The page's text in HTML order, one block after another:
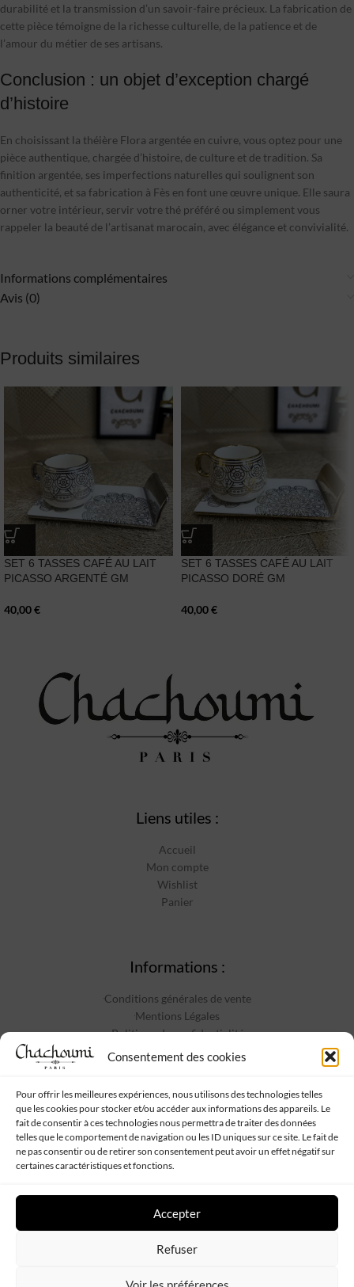
Consentement des cookies
Pour offrir les meilleures expériences, nous utilisons des technologies telles
que les cookies pour stocker et/ou accéder aux informations des appareils. Le
fait de consentir à ces technologies nous permettra de traiter des données
telles que le comportement de navigation ou les ID uniques sur ce site. Le fait de
ne pas consentir ou de retirer son consentement peut avoir un effet négatif sur
certaines caractéristiques et fonctions.
Accepter
Refuser
durabilité et la transmission d’un savoir-faire précieux. La fabrication de
cette pièce témoigne de la richesse culturelle, de la patience et de
l’amour du métier de ses artisans.
Conclusion : un objet d’exception chargé
d’histoire
En choisissant la théière Flora argentée en cuivre, vous optez pour une
pièce authentique, chargée d’histoire, de culture et de tradition. Sa
finition argentée, ses imperfections naturelles qui soulignent son
authenticité, et sa fabrication à Fès en font une œuvre unique. Elle saura
orner votre intérieur, servir votre thé préféré ou simplement vous
rappeler la beauté de l’artisanat marocain, avec élégance et convivialité.
Informations complémentaires
Avis (0)
Produits similaires
SET 6 TASSES CAFÉ AU LAIT
PICASSO ARGENTÉ GM
40,00€
SET 6 TASSES CAFÉ AU LAIT
PICASSO DORÉ GM
40,00€
Liens utiles :
Accueil
Mon compte
Wishlist
Panier
Informations :
Conditions générales de vente
Mentions Légales
Politique de confidentialité
Contact
Suivez-nous :
Chachoumi Tous droits réservés - Propulsé parWeb My Sister-Plan
de site